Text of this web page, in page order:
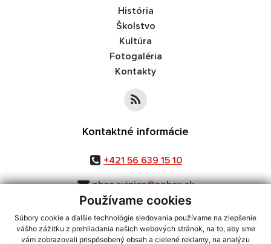
Používame cookies
Súbory cookie a ďalšie technológie sledovania používame na zlepšenie
vášho zážitku z prehliadania našich webových stránok, na to, aby sme
vám zobrazovali prispôsobený obsah a cielené reklamy, na analýzu
História
Školstvo
Kultúra
Fotogaléria
Kontakty
Kontaktné informácie
+421 56 639 15 10
obec.svinice@pobox.sk
využite možnosť získavania aktuálnych informácií s využitím RSS